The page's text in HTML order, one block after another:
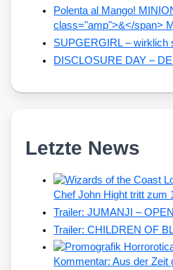
Polenta al Mango!
class="amp">&</span>
SUPGERGIRL – wirklich
DISCLOSURE DAY –
Letzte News
Chef John Hight tritt zum
Trailer: JUMANJI –
Trailer: CHILDREN OF
Kommentar: Aus der Zeit